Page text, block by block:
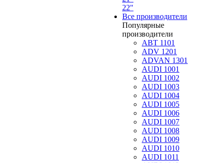
22"
Все производители
Популярные
производители
ABT 1101
ADV 1201
ADVAN 1301
AUDI 1001
AUDI 1002
AUDI 1003
AUDI 1004
AUDI 1005
AUDI 1006
AUDI 1007
AUDI 1008
AUDI 1009
AUDI 1010
AUDI 1011